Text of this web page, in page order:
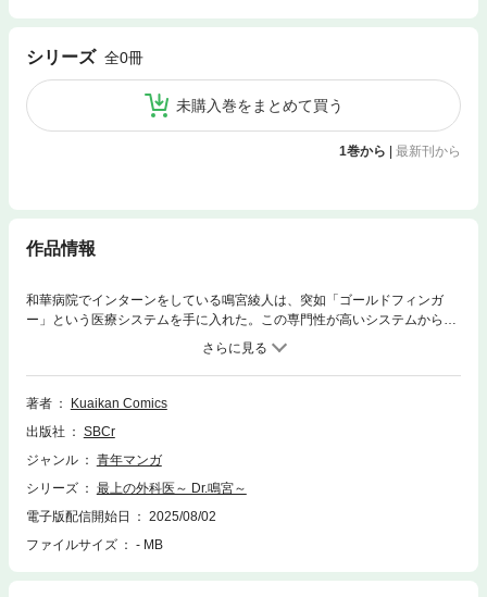
シリーズ 全0冊
未購入巻をまとめて買う
1巻から 最新刊から
作品情報
和華病院でインターンをしている鳴宮綾人は、突如「ゴールドフィンガ
ー」という医療システムを手に入れた。この専門性が高いシステムから与
えた任務をクリアすれば、実用性があるスキルを手に入れられる！ パーフ
ェクトスキルを持つ名医を目指す彼には、このシステムの力を借りて最上
の外科医になれるのだろうか？
著者
Kuaikan Comics
出版社
SBCr
ジャンル
青年マンガ
シリーズ
最上の外科医～ Dr.鳴宮～
電子版配信開始日
2025/08/02
ファイルサイズ
- MB